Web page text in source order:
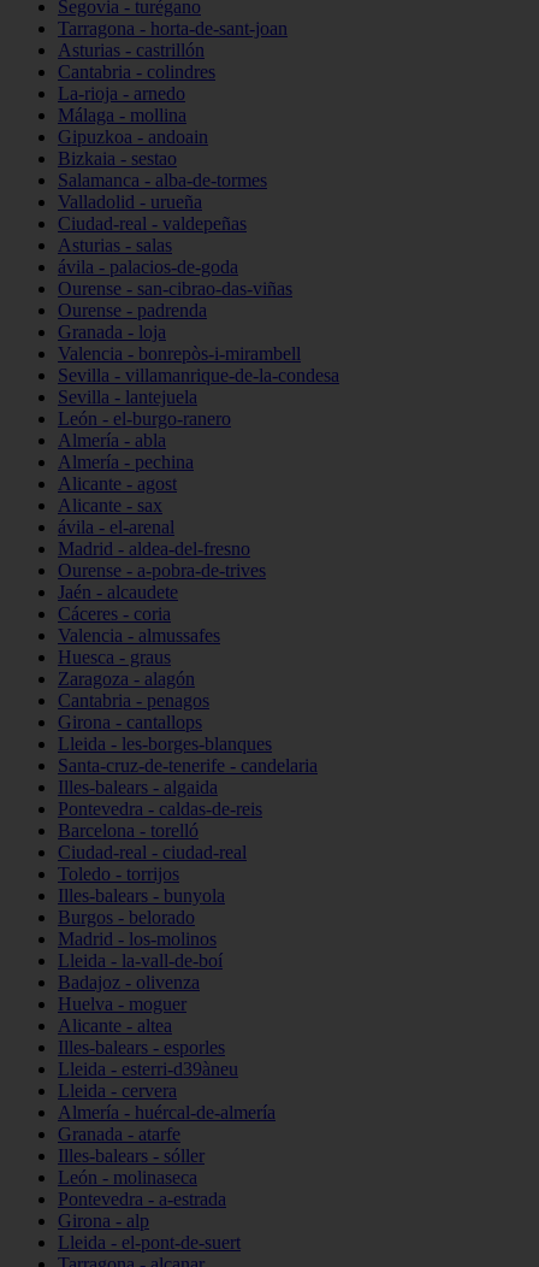
Segovia - turégano
Tarragona - horta-de-sant-joan
Asturias - castrillón
Cantabria - colindres
La-rioja - arnedo
Málaga - mollina
Gipuzkoa - andoain
Bizkaia - sestao
Salamanca - alba-de-tormes
Valladolid - urueña
Ciudad-real - valdepeñas
Asturias - salas
ávila - palacios-de-goda
Ourense - san-cibrao-das-viñas
Ourense - padrenda
Granada - loja
Valencia - bonrepòs-i-mirambell
Sevilla - villamanrique-de-la-condesa
Sevilla - lantejuela
León - el-burgo-ranero
Almería - abla
Almería - pechina
Alicante - agost
Alicante - sax
ávila - el-arenal
Madrid - aldea-del-fresno
Ourense - a-pobra-de-trives
Jaén - alcaudete
Cáceres - coria
Valencia - almussafes
Huesca - graus
Zaragoza - alagón
Cantabria - penagos
Girona - cantallops
Lleida - les-borges-blanques
Santa-cruz-de-tenerife - candelaria
Illes-balears - algaida
Pontevedra - caldas-de-reis
Barcelona - torelló
Ciudad-real - ciudad-real
Toledo - torrijos
Illes-balears - bunyola
Burgos - belorado
Madrid - los-molinos
Lleida - la-vall-de-boí
Badajoz - olivenza
Huelva - moguer
Alicante - altea
Illes-balears - esporles
Lleida - esterri-d39àneu
Lleida - cervera
Almería - huércal-de-almería
Granada - atarfe
Illes-balears - sóller
León - molinaseca
Pontevedra - a-estrada
Girona - alp
Lleida - el-pont-de-suert